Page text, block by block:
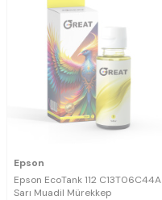
Epson
Epson EcoTank 112 C13T06C44A
Sarı Muadil Mürekkep